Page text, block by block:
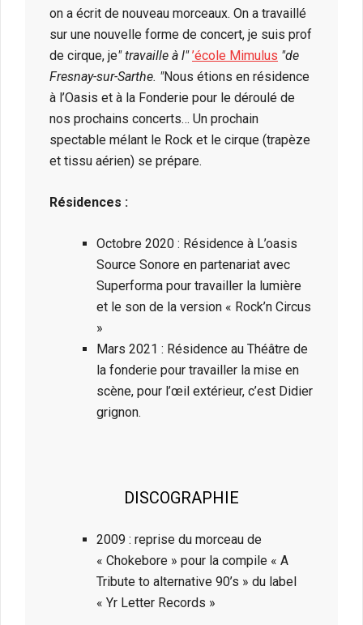
on a écrit de nouveau morceaux. On a travaillé
sur une nouvelle forme de concert, je suis prof
de cirque, je travaille à l ’école Mimulus de
Fresnay-sur-Sarthe. Nous étions en résidence
à l’Oasis et à la Fonderie pour le déroulé de
nos prochains concerts… Un prochain
spectable mélant le Rock et le cirque (trapèze
et tissu aérien) se prépare.
Résidences :
Octobre 2020 : Résidence à L’oasis
Source Sonore en partenariat avec
Superforma pour travailler la lumière
et le son de la version « Rock’n Circus
»
Mars 2021 : Résidence au Théâtre de
la fonderie pour travailler la mise en
scène, pour l’œil extérieur, c’est Didier
grignon.
DISCOGRAPHIE
2009 : reprise du morceau de
« Chokebore » pour la compile « A
Tribute to alternative 90’s » du label
« Yr Letter Records »